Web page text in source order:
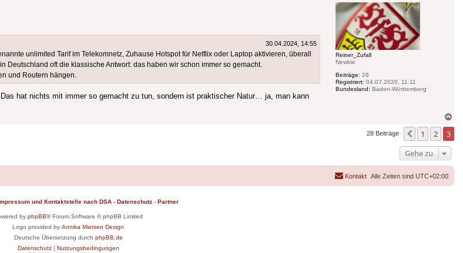
Reiner_Zufall
Newbie
Beiträge: 26
Registriert: 04.07.2020, 11:11
Bundesland: Baden-Württemberg
30.04.2024, 14:55
unlimited Tarif im Telekomnetz, Zuhause Hotspot für Netflix oder Laptop aktivieren, überall
oft die klassische Antwort: das haben wir schon immer so gemacht.
und Routern hängen.
hat nichts mit immer so gemacht zu tun, sondern ist praktischer Natur… ja, man kann
28 Beiträge Vorherige
1 2 3
Gehe zu
Alle Zeiten sind UTC+02:00
Kontakt
und Kontaktstelle nach DSA - Datenschutz - Partner
by phpBB® Forum Software © phpBB Limited
Logo provided by Annika Miersen Design
Deutsche Übersetzung durch phpBB.de
Datenschutz| Nutzungsbedingungen